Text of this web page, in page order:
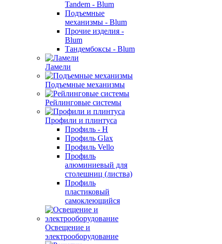
Tandem - Blum
Подъемные
механизмы - Blum
Прочие изделия -
Blum
Тандембоксы - Blum
Ламели
Подъемные механизмы
Рейлинговые системы
Профили и плинтуса
Профиль - H
Профиль Glax
Профиль Vello
Профиль
алюминиевый для
столешниц (листва)
Профиль
пластиковый
самоклеющийся
Освещение и
электрооборудование